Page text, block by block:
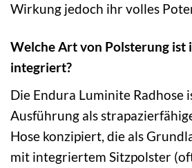
Wirkung jedoch ihr volles
Welche Art von Polsterung ist
integriert?
Die Endura Luminite Radhose
Ausführung als
Hose konzipiert, die als
mit integriertem Sitzpolster